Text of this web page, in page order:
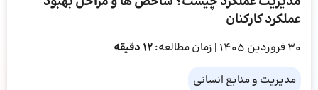
عملکرد کارکنان
30 فروردین 1405 | زمان مطالعه:12 دقیقه
مدیریت و منابع انسانی